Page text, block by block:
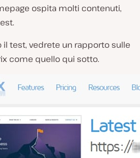
ospita molti contenuti,
test, vedrete un rapporto sulle
come quello qui sotto.